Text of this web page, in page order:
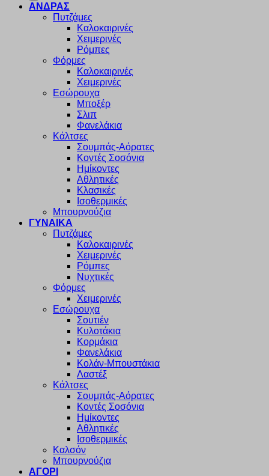
ΑΝΔΡΑΣ
Πυτζάμες
Καλοκαιρινές
Χειμερινές
Ρόμπες
Φόρμες
Καλοκαιρινές
Χειμερινές
Εσώρουχα
Μποξέρ
Σλιπ
Φανελάκια
Κάλτσες
Σουμπάς-Αόρατες
Κοντές Σοσόνια
Ημίκοντες
Αθλητικές
Κλασικές
Ισοθερμικές
Μπουρνούζια
ΓΥΝΑΙΚΑ
Πυτζάμες
Καλοκαιρινές
Χειμερινές
Ρόμπες
Νυχτικές
Φόρμες
Χειμερινές
Εσώρουχα
Σουτιέν
Κυλοτάκια
Κορμάκια
Φανελάκια
Κολάν-Μπουστάκια
Λαστέξ
Κάλτσες
Σουμπάς-Αόρατες
Κοντές Σοσόνια
Ημίκοντες
Αθλητικές
Ισοθερμικές
Καλσόν
Μπουρνούζια
ΑΓΟΡΙ